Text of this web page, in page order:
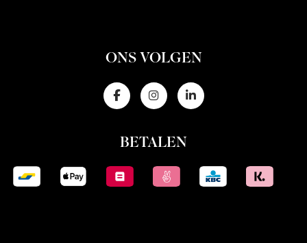
ONS VOLGEN
BETALEN